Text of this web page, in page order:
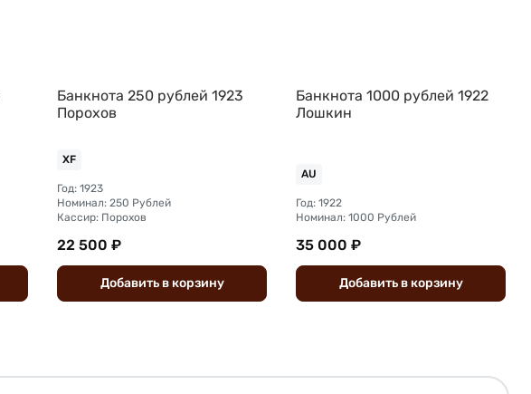
Банкнота 250 рублей 1923
Порохов
XF
Год: 1923
Номинал: 250 Рублей
Кассир: Порохов
22 500 ₽
Добавить вкорзину
Банкнота 1000 рублей 1922
Лошкин
AU
Год: 1922
Номинал: 1000 Рублей
35 000 ₽
Добавить вкорзину